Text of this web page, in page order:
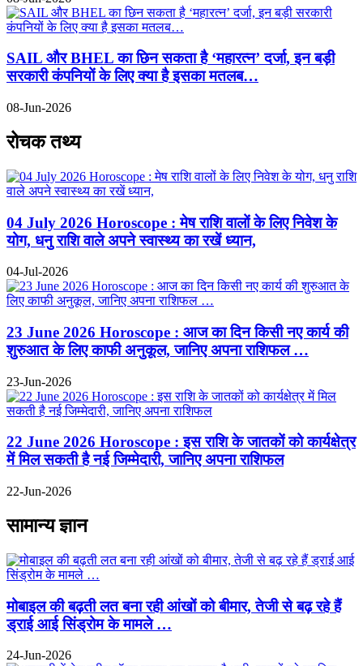
SAIL और BHEL का छिन सकता है ‘महारत्न’ दर्जा, इन बड़ी
सरकारी कंपनियों के लिए क्या है इसका मतलब…
08-Jun-2026
रोचक तथ्य
04 July 2026 Horoscope : मेष राशि वालों के लिए निवेश के
योग, धनु राशि वाले अपने स्वास्थ्य का रखें ध्यान,
04-Jul-2026
23 June 2026 Horoscope : आज का दिन किसी नए कार्य की
शुरुआत के लिए काफी अनुकूल, जानिए अपना राशिफल …
23-Jun-2026
22 June 2026 Horoscope : इस राशि के जातकों को कार्यक्षेत्र
में मिल सकती है नई जिम्मेदारी, जानिए अपना राशिफल
22-Jun-2026
सामान्य ज्ञान
मोबाइल की बढ़ती लत बना रही आंखों को बीमार, तेजी से बढ़ रहे हैं
ड्राई आई सिंड्रोम के मामले …
24-Jun-2026